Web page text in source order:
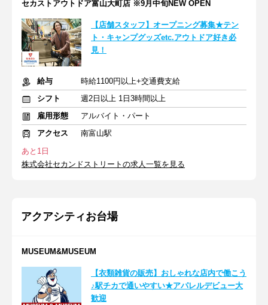
セカストアウトドア富山大町店 ※9月中旬NEW OPEN
【店舗スタッフ】オープニング募集★テン
ト・キャンプグッズetc.アウトドア好き必
見！
給与
時給1100円以上+交通費支給
シフト
週2日以上 1日3時間以上
雇用形態
アルバイト・パート
アクセス
南富山駅
あと1日
株式会社セカンドストリートの求人一覧を見る
アクアシティお台場
MUSEUM&MUSEUM
【衣類雑貨の販売】おしゃれな店内で働こう
♪駅チカで通いやすい★アパレルデビュー大
歓迎